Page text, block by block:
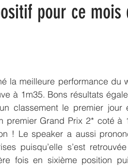
pour ce mois
la meilleure performance du
à 1m35. Bons résultats
classement le premier jour
premier Grand Prix 2* coté à
! Le speaker a aussi
puisqu’elle s’est
fois en sixième position